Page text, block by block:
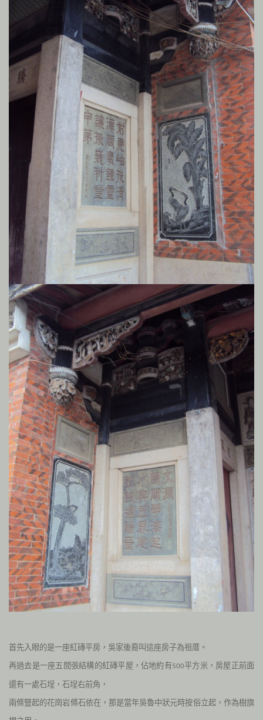
首先入眼的是一座紅磚平房，吳家後裔叫這座房子為祖厝。
再過去是一座五間張結構的紅磚平屋，佔地約有500平方米，房屋正前面
還有一處石埕，石埕右前角，
兩條豎起的花崗岩條石依在，那是當年吳魯中狀元時按俗立起，作為樹旗